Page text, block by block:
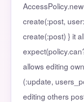
create(:post,
create(:post) } it
allows editing
(:update,
editing others